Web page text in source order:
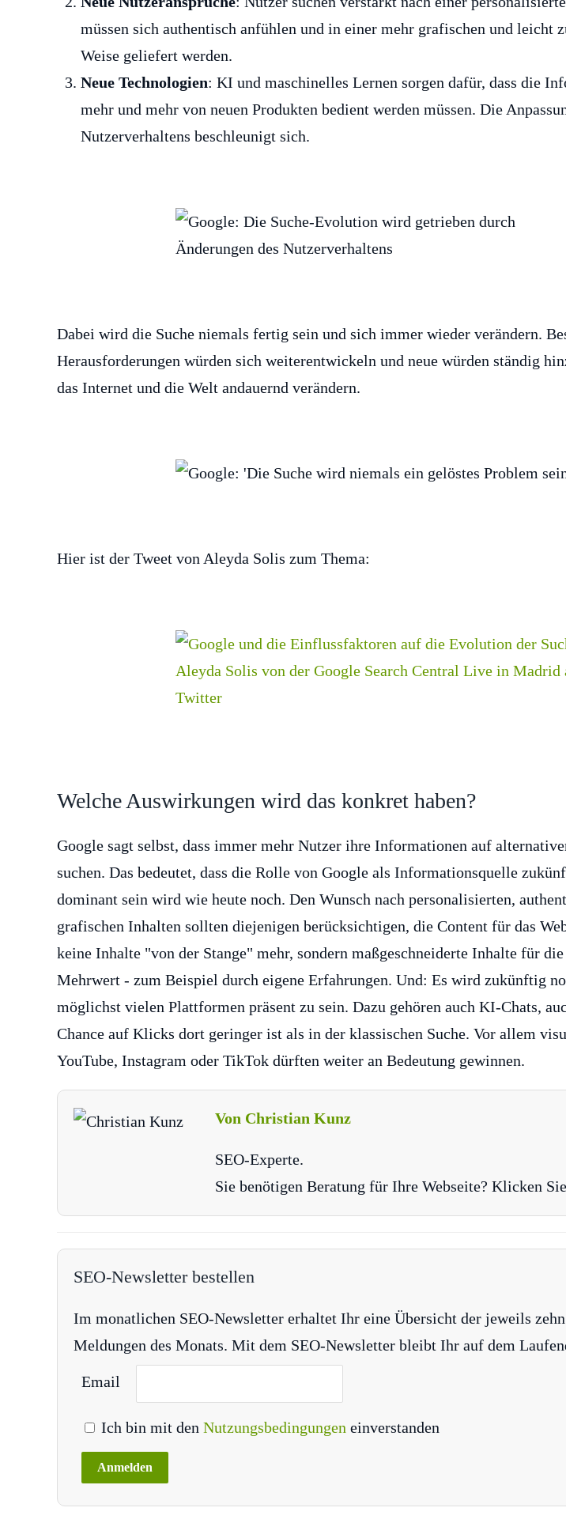
müssen sich authentisch anfühlen und in einer mehr grafischen und leicht
Weise geliefert werden.
Neue Technologien: KI und maschinelles Lernen sorgen dafür, dass die
mehr und mehr von neuen Produkten bedient werden müssen. Die
Nutzerverhaltens beschleunigt sich.
Dabei wird die Suche niemals fertig sein und sich immer wieder verändern.
Herausforderungen würden sich weiterentwickeln und neue würden ständig
das Internet und die Welt andauernd verändern.
Hier ist der Tweet von Aleyda Solis zum Thema:
Welche Auswirkungen wird das konkret haben?
Google sagt selbst, dass immer mehr Nutzer ihre Informationen auf
suchen. Das bedeutet, dass die Rolle von Google als Informationsquelle
dominant sein wird wie heute noch. Den Wunsch nach personalisierten,
grafischen Inhalten sollten diejenigen berücksichtigen, die Content für das
keine Inhalte "von der Stange" mehr, sondern maßgeschneiderte Inhalte für
Mehrwert - zum Beispiel durch eigene Erfahrungen. Und: Es wird zukünftig
möglichst vielen Plattformen präsent zu sein. Dazu gehören auch KI-Chats,
Chance auf Klicks dort geringer ist als in der klassischen Suche. Vor allem
YouTube, Instagram oder TikTok dürften weiter an Bedeutung gewinnen.
Von Christian Kunz
SEO-Experte.
Sie benötigen Beratung für Ihre Webseite? Klicken Sie
SEO-Newsletter bestellen
Im monatlichen SEO-Newsletter erhaltet Ihr eine Übersicht der jeweils
Meldungen des Monats. Mit dem SEO-Newsletter bleibt Ihr auf dem
Email
Ich bin mit den Nutzungsbedingungen einverstanden